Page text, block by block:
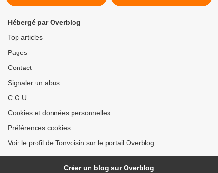
Hébergé par Overblog
Top articles
Pages
Contact
Signaler un abus
C.G.U.
Cookies et données personnelles
Préférences cookies
Voir le profil de Tonvoisin sur le portail Overblog
Créer un blog sur Overblog